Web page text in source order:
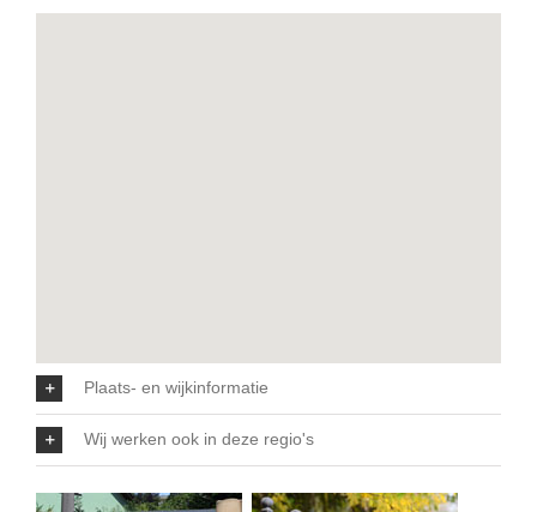
Plaats- en wijkinformatie
Wij werken ook in deze regio's